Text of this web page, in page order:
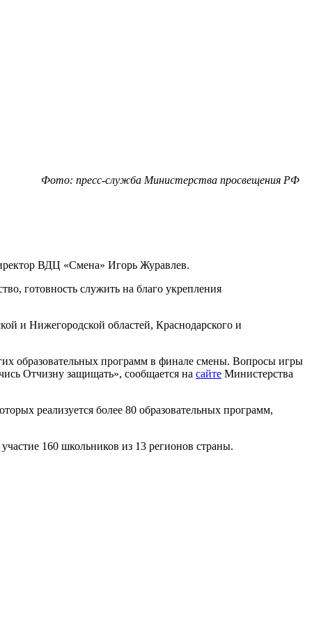
Фото: пресс-служба Министерства просвещения РФ
ВДЦ «Смена» Игорь Журавлев.
готовность служить на благо укрепления
и Нижегородской областей, Краснодарского и
образовательных программ в финале смены. Вопросы игры
Отчизну защищать», сообщается на сайте Министерства
реализуется более 80 образовательных программ,
160 школьников из 13 регионов страны.